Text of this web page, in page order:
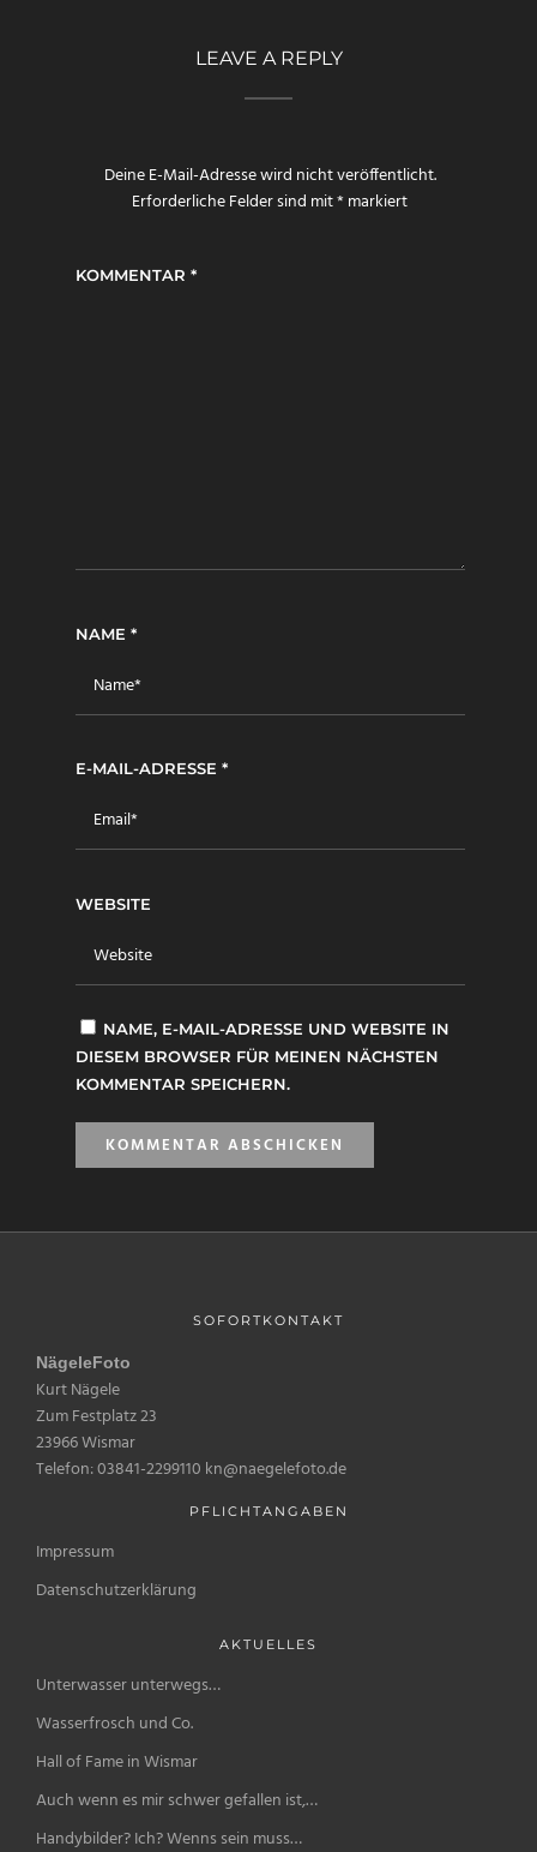
LEAVE A REPLY
Deine E-Mail-Adresse wird nicht veröffentlicht.
Erforderliche Felder sind mit*markiert
KOMMENTAR *
NAME *
E-MAIL-ADRESSE *
WEBSITE
NAME, E-MAIL-ADRESSE UND WEBSITE IN
DIESEM BROWSER FÜR MEINEN NÄCHSTEN
KOMMENTAR SPEICHERN.
SOFORTKONTAKT
NägeleFoto
Kurt Nägele
Zum Festplatz 23
23966 Wismar
Telefon: 03841-2299110 kn@naegelefoto.de
PFLICHTANGABEN
Impressum
Datenschutzerklärung
AKTUELLES
Unterwasser unterwegs…
Wasserfrosch und Co.
Hall of Fame in Wismar
Auch wenn es mir schwer gefallen ist,…
Handybilder? Ich? Wenns sein muss…